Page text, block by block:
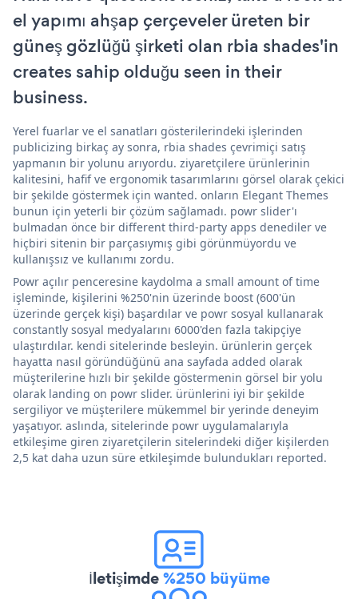
el yapımı ahşap çerçeveler üreten bir
güneş gözlüğü şirketi olan rbia shades'in
creates sahip olduğu seen in their
business.
Yerel fuarlar ve el sanatları gösterilerindeki işlerinden
publicizing birkaç ay sonra, rbia shades çevrimiçi satış
yapmanın bir yolunu arıyordu. ziyaretçilere ürünlerinin
kalitesini, hafif ve ergonomik tasarımlarını görsel olarak çekici
bir şekilde göstermek için wanted. onların Elegant Themes
bunun için yeterli bir çözüm sağlamadı. powr slider'ı
bulmadan önce bir different third-party apps denediler ve
hiçbiri sitenin bir parçasıymış gibi görünmüyordu ve
kullanışsız ve kullanımı zordu.
Powr açılır penceresine kaydolma a small amount of time
işleminde, kişilerini %250'nin üzerinde boost (600'ün
üzerinde gerçek kişi) başardılar ve powr sosyal kullanarak
constantly sosyal medyalarını 6000'den fazla takipçiye
ulaştırdılar. kendi sitelerinde besleyin. ürünlerin gerçek
hayatta nasıl göründüğünü ana sayfada added olarak
müşterilerine hızlı bir şekilde göstermenin görsel bir yolu
olarak landing on powr slider. ürünlerini iyi bir şekilde
sergiliyor ve müşterilere mükemmel bir yerinde deneyim
yaşatıyor. aslında, sitelerinde powr uygulamalarıyla
etkileşime giren ziyaretçilerin sitelerindeki diğer kişilerden
2,5 kat daha uzun süre etkileşimde bulundukları reported.
İletişimde%250 büyüme